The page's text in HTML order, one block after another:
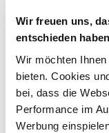
Wir freuen uns,
entschieden
Wir möchten
bieten. Cookies
bei, dass die
Performance im
Werbung
Schneller DHL
Kostenfreie